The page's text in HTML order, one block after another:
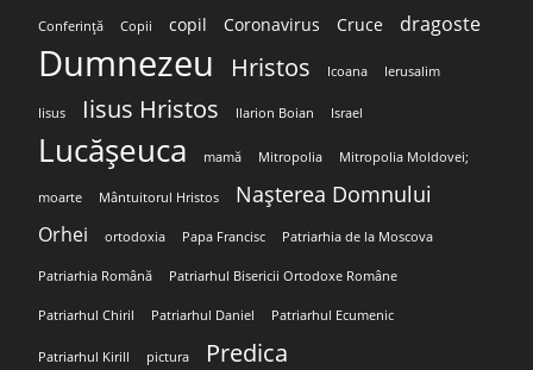
Conferință Copii copil Coronavirus Cruce dragoste
Dumnezeu Hristos Icoana Ierusalim
Iisus Iisus Hristos Ilarion Boian Israel
Lucășeuca mamă Mitropolia Mitropolia Moldovei;
moarte Mântuitorul Hristos Nașterea Domnului
Orhei ortodoxia Papa Francisc Patriarhia de la Moscova
Patriarhia Română Patriarhul Bisericii Ortodoxe Române
Patriarhul Chiril Patriarhul Daniel Patriarhul Ecumenic
Patriarhul Kirill pictura Predica